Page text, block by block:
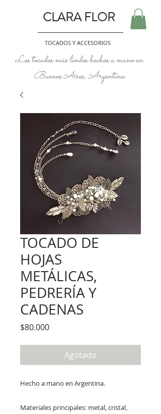
CLARA FLOR
TOCADOS Y ACCESORIOS
Los tocados más lindos hechos a mano en
Buenos Aires, Argentina
TOCADO DE
HOJAS
METÁLICAS,
PEDRERÍA Y
CADENAS
$80.000Precio
Agotado
Hecho a mano en Argentina.
Materiales principales: metal, cristal,